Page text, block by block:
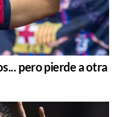
pero pierde a otra